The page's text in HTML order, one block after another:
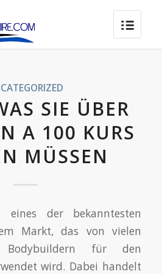
SIE ÜBER
A 100 KURS
MÜSSEN
der bekanntesten
Markt, das von vielen
für den
wird. Dabei handelt